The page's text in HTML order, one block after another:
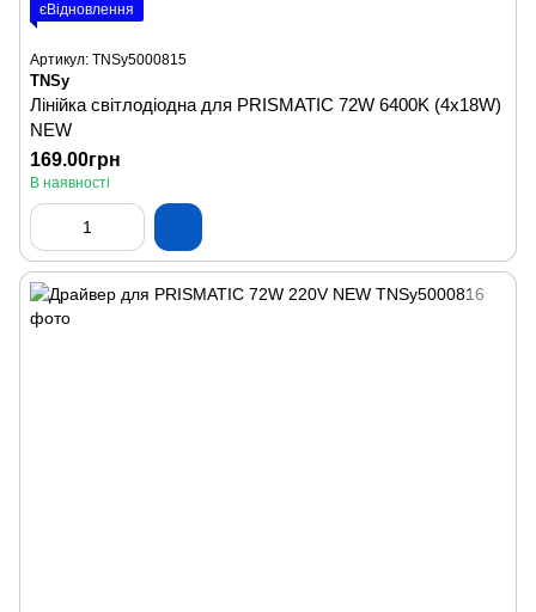
єВідновлення
Артикул: TNSy5000815
TNSy
Лінійка світлодіодна для PRISMATIC 72W 6400K (4х18W)
NEW
169.00грн
В наявності